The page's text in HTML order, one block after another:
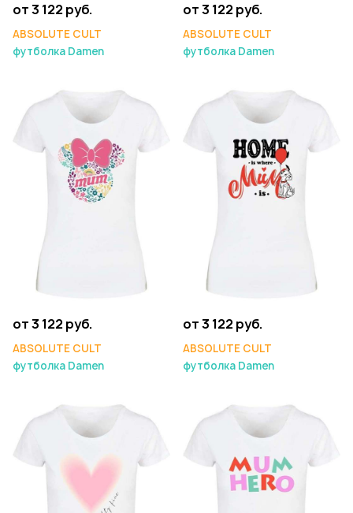
от 3 122 руб.
ABSOLUTE CULT
футболка Damen
от 3 122 руб.
ABSOLUTE CULT
футболка Damen
от 3 122 руб.
ABSOLUTE CULT
футболка Damen
от 3 122 руб.
ABSOLUTE CULT
футболка Damen